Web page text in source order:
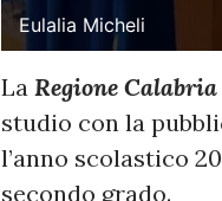
Eulalia Micheli
La Regione Calabria
studio con la
l’anno scolastico
secondo grado.